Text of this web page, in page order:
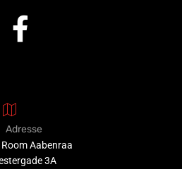
Adresse
Aabenraa
3A